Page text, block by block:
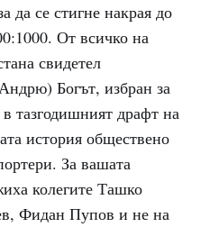
да се стигне накрая до
От всичко на
свидетел
Богът, избран за
тазгодишният драфт на
история обществено
За вашата
колегите Ташко
Фидан Пупов и не на